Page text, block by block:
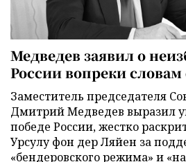
Медведев заявил о
России вопреки
Заместитель председателя
Дмитрий Медведев выразил
победе России, жестко
Урсулу фон дер Ляйен за
«бендеровского режима» и